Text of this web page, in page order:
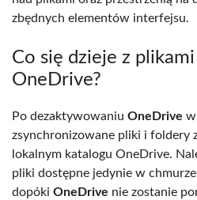
zbędnych elementów interfejsu.
Co się dzieje z
OneDrive?
Po dezaktywowaniu OneDrive
zsynchronizowane pliki i foldery
lokalnym katalogu OneDrive.
pliki dostępne jedynie w
dopóki OneDrive nie zostanie